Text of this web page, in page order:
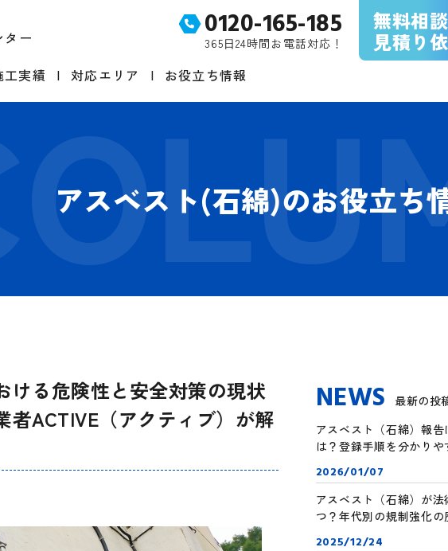
ター 0120-165-185
365⽇24時間お電話対応！
無料相談
見積り
工実績 対応エリア お役立ち情報
アスベスト(石綿)のお役立ち
ける危険性と安全対策の現状
者ACTIVE（アクティブ）が解
NEWS
最新の投
アスベスト（石綿）報
は？登録手順を分かり
2026/01/07
アスベスト（石綿）が
つ？年代別の規制強化
2025/12/24